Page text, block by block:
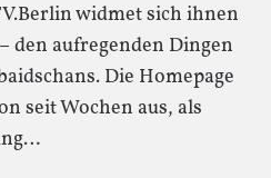
widmet sich ihnen
den aufregenden Dingen
Die Homepage
seit Wochen aus, als